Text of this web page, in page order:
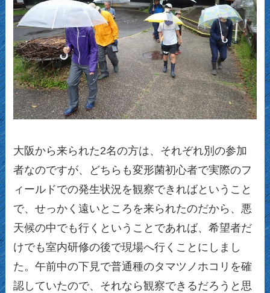
大阪から来られた2名の方は、それぞれ別の参加
者なのですが、どちらも変形菌初心者で実際のフ
ィールドでの発生状況を観察できればということ
で、せっかく遠いところを来られたのだから、悪
天候の中でも行くということであれば、希望者だ
けでも室内研修の後で現場へ行くことにしまし
た。午前中の下見で普通種のタマツノホコリを確
認していたので、それなら観察できるだろうと思